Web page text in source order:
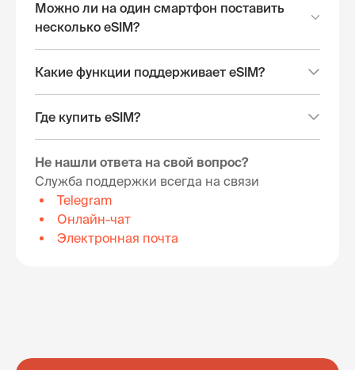
Можно ли на один смартфон поставить
несколько eSIM?
Какие функции поддерживает eSIM?
Где купить eSIM?
Не нашли ответа на свой вопрос?
Служба поддержки всегда на связи
Telegram
Онлайн-чат
Электронная почта